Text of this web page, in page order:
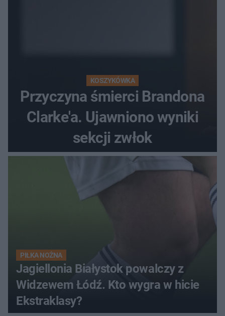
KOSZYKÓWKA
Przyczyna śmierci Brandona
Clarke'a. Ujawniono wyniki
sekcji zwłok
PIŁKA NOŻNA
Jagiellonia Białystok powalczy z
Widzewem Łódź. Kto wygra w hicie
Ekstraklasy?